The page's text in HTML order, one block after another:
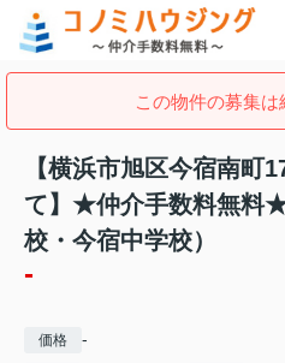
この物件の募集は
【横浜市旭区今宿南町
て】★仲介手数料無料
校・今宿中学校）
-
価格 -